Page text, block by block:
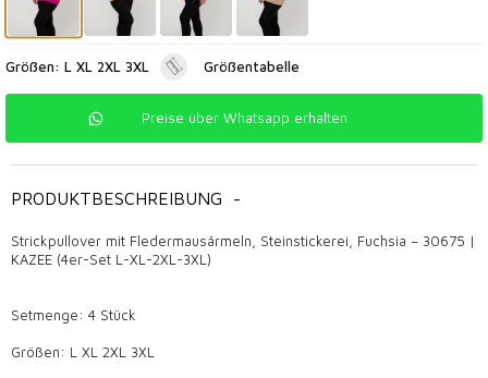
Größen: L XL 2XL 3XL Größentabelle
Preise über Whatsapp erhalten
PRODUKTBESCHREIBUNG -
Strickpullover mit Fledermausärmeln, Steinstickerei, Fuchsia – 30675 |
KAZEE (4er-Set L-XL-2XL-3XL)
Setmenge: 4 Stück
Größen: L XL 2XL 3XL